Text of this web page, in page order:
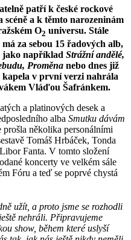
patří k české rockové
scéně a k těmto narozeninám
O2 universu. Stále
za sebou 15 řadových alb,
jako například Strážní andělé,
Proměna nebo dnes již
v první verzi nahrála
Vláďou Šafránkem.
a platinových desek a
alba Smutku dávám
prošla několika personálními
Tomáš Hrbáček, Tonda
Fanta. V tomto složení
koncerty ve velkém sále
Fóru a teď se poprvé chystá
užít, a proto jsme se rozhodli
nehráli. Připravujeme
show, během které uslyší